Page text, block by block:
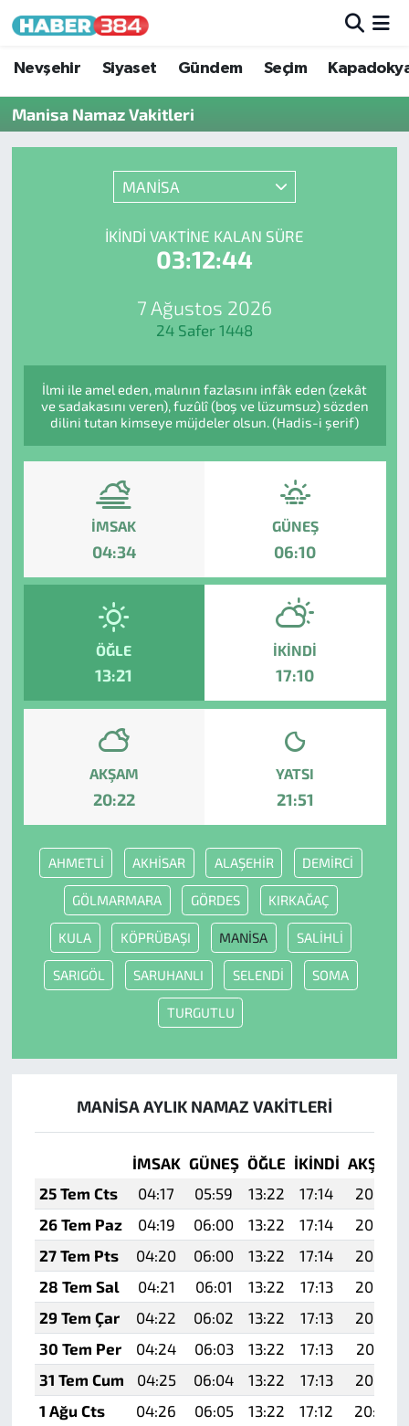
Nevşehir Siyaset Gündem Seçim
Manisa Namaz Vakitleri
MANİSA
İKINDI VAKTINE KALAN SÜRE
03:12:44
7 Ağustos 2026
24 Safer 1448
İlmi ile amel eden, malının fazlasını infâk eden (zekât
ve sadakasını veren), fuzûlî (boş ve lüzumsuz) sözden
dilini tutan kimseye müjdeler olsun. (Hadis-i şerif)
İMSAK
04:34
GÜNEŞ
06:10
ÖĞLE
13:21
İKINDI
17:10
AKŞAM
20:22
YATSI
21:51
AHMETLİ AKHİSAR ALAŞEHİR DEMİRCİ
GÖLMARMARA GÖRDES KIRKAĞAÇ
KULA KÖPRÜBAŞI MANİSA SALİHLİ
SARIGÖL SARUHANLI SELENDİ SOMA
TURGUTLU
MANİSA AYLIK NAMAZ VAKITLERI
İMSAK GÜNEŞ ÖĞLE İKINDI AKŞAM
25 Tem Cts
04:17 05:59 13:22 17:14
20:35
26 Tem Paz
04:19 06:00 13:22 17:14
20:34
27 Tem Pts
04:20 06:00 13:22 17:14
20:33
28 Tem Sal
04:21 06:01 13:22 17:13
20:33
29 Tem Çar
04:22 06:02 13:22 17:13
20:32
30 Tem Per
04:24 06:03 13:22 17:13
20:31
31 Tem Cum
04:25 06:04 13:22 17:13
20:30
1 Ağu Cts
04:26 06:05 13:22 17:12
20:29
Nöbetçi Eczaneler
Hava Durumu
Tüm Manşetler
Son Dakika Haberleri